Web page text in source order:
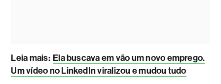
Leia mais: Ela buscava em vão um novo emprego.
Um vídeo no LinkedIn viralizou e mudou tudo